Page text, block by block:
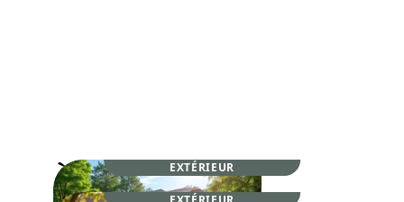
EXTÉRIEUR
À la une